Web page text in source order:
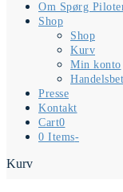
Om Spørg
Shop
Shop
Kurv
Min konto
Presse
Kontakt
Cart0
0 Items-
Kurv